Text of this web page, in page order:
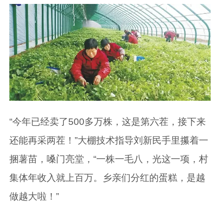
“今年已经卖了500多万株，这是第六茬，接下来
还能再采两茬！”大棚技术指导刘新民手里攥着一
捆薯苗，嗓门亮堂，“一株一毛八，光这一项，村
集体年收入就上百万。乡亲们分红的蛋糕，是越
做越大啦！”